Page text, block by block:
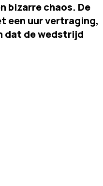
bizarre chaos. De
een uur vertraging,
dat de wedstrijd